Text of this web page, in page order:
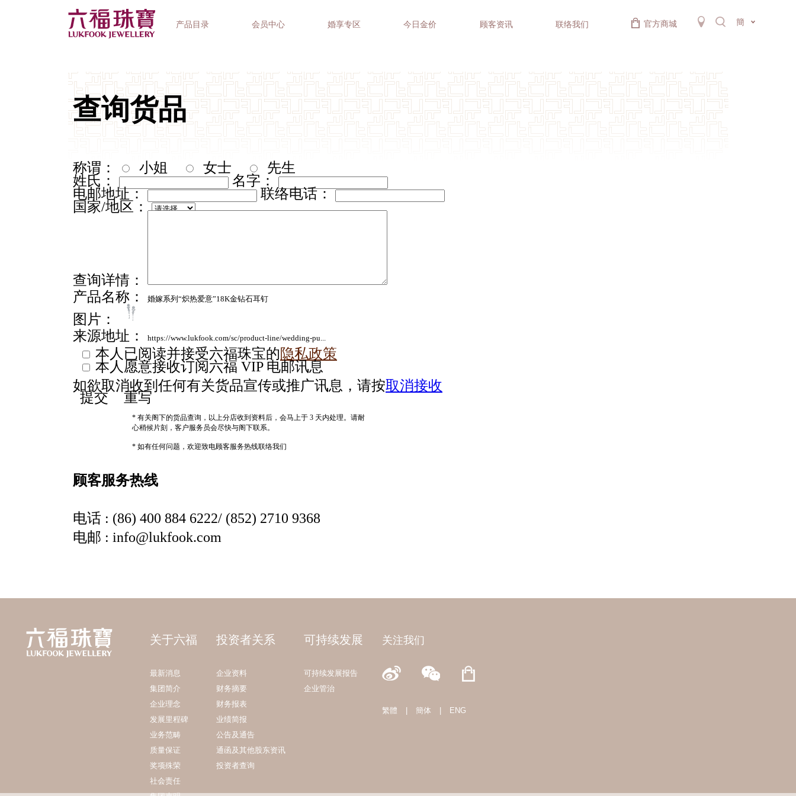
产品目录 会员中心 婚享专区 今日金价 顾客资讯 联络我们 官方商城 簡
钟表品牌 精选礼品
关于六福
最新消息
集团简介
企业理念
发展里程碑
业务范畴
质量保证
奖项殊荣
社会责任
投资者关系
企业资料
财务摘要
财务报表
业绩简报
公告及通告
通函及其他股东资讯
投资者查询
可持续发展
可持续发展报告
企业管治
关注我们
繁體 簡体 ENG